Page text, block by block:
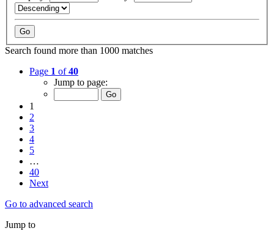
Search found more than 1000 matches
Page 1 of40
Jump to page:
1
2
3
4
5
…
40
Next
Go to advanced search
Jump to